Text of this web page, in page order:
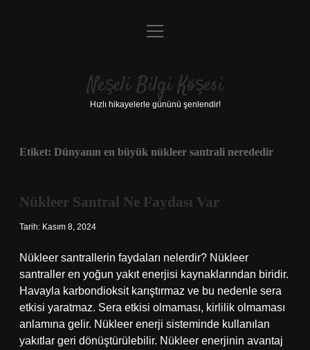
Anasayfa
Yasal Uyarı
menüyü
Neşeli Bilgi Köşesi
Hızlı hikayelerle gününü şenlendir!
Etiket: Dünyanın en büyük nükleer santrali nerededir
Nükleer Santral Ne Faydası Var
Tarih: Kasım 8, 2024
Nükleer santrallerin faydaları nelerdir? Nükleer
santraller en yoğun yakıt enerjisi kaynaklarından biridir.
Havayla karbondioksit karıştırmaz ve bu nedenle sera
etkisi yaratmaz. Sera etkisi olmaması, kirlilik olmaması
anlamına gelir. Nükleer enerji sisteminde kullanılan
yakıtlar geri dönüştürülebilir. Nükleer enerjinin avantaj